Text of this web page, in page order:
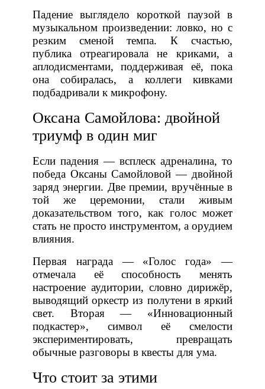
Падение выглядело короткой паузой в
музыкальном произведении: ловко, но с
резким сменой темпа. К счастью,
публика отреагировала не криками, а
аплодисментами, поддерживая её, пока
она собиралась, а коллеги кивками
подбадривали к микрофону.
Оксана Самойлова: двойной
триумф в один миг
Если падения — всплеск адреналина, то
победа Оксаны Самойловой — двойной
заряд энергии. Две премии, вручённые в
той же церемонии, стали живым
доказательством того, как голос может
стать не просто инструментом, а орудием
влияния.
Первая награда — «Голос года» —
отмечала её способность менять
настроение аудитории, словно дирижёр,
выводящий оркестр из полутени в яркий
свет. Вторая — «Инновационный
подкастер», символ её смелости
экспериментировать, превращать
обычные разговоры в квесты для ума.
Что стоит за этими